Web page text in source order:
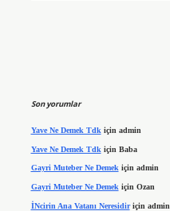
Son yorumlar
Yave Ne Demek Tdk için admin
Yave Ne Demek Tdk için Baba
Gayri Muteber Ne Demekiçin admin
Gayri Muteber Ne Demek için Ozan
İNcirin Ana Vatanı Neresidiriçin admin